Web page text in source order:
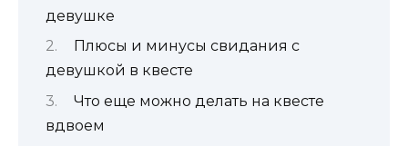
девушке
Плюсы и минусы свидания с
девушкой в квесте
Что еще можно делать на квесте
вдвоем